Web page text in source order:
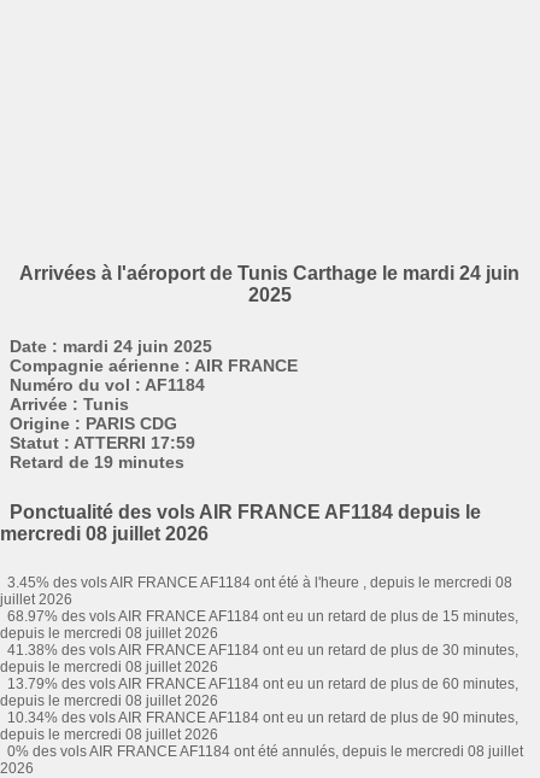
Arrivées à l'aéroport de Tunis Carthage le mardi 24 juin
2025
Date : mardi 24 juin 2025
Compagnie aérienne : AIR FRANCE
Numéro du vol : AF1184
Arrivée : Tunis
Origine : PARIS CDG
Statut : ATTERRI 17:59
Retard de 19 minutes
Ponctualité des vols AIR FRANCE AF1184 depuis le
mercredi 08 juillet 2026
3.45% des vols AIR FRANCE AF1184 ont été à l'heure , depuis le mercredi 08
juillet 2026
68.97% des vols AIR FRANCE AF1184 ont eu un retard de plus de 15 minutes,
depuis le mercredi 08 juillet 2026
41.38% des vols AIR FRANCE AF1184 ont eu un retard de plus de 30 minutes,
depuis le mercredi 08 juillet 2026
13.79% des vols AIR FRANCE AF1184 ont eu un retard de plus de 60 minutes,
depuis le mercredi 08 juillet 2026
10.34% des vols AIR FRANCE AF1184 ont eu un retard de plus de 90 minutes,
depuis le mercredi 08 juillet 2026
0% des vols AIR FRANCE AF1184 ont été annulés, depuis le mercredi 08 juillet
2026